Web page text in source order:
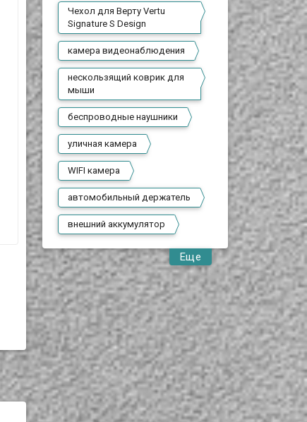
Чехол для Верту Vertu
Signature S Design
камера видеонаблюдения
нескользящий коврик для
мыши
беспроводные наушники
уличная камера
WIFI камера
автомобильный держатель
внешний аккумулятор
Еще